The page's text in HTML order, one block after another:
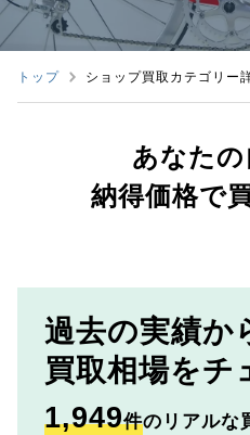
トップ ショップ買取カテゴリー
あなたの
納得価格で
過去の実績か
買取相場をチ
1,949件のリアルな